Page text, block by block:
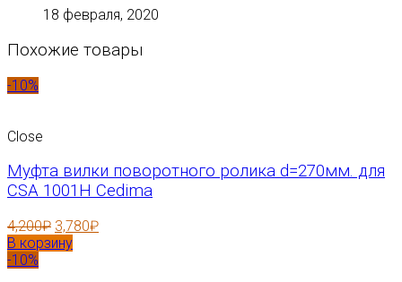
18 февраля, 2020
Похожие товары
-10%
Close
Муфта вилки поворотного ролика d=270мм. для
CSA 1001H Cedima
4,200₽ 3,780₽
В корзину
-10%